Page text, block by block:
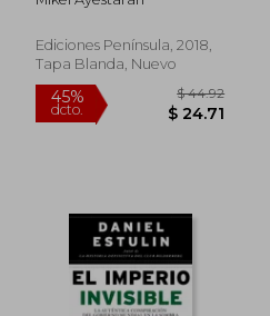
45%
dcto.
Ediciones Península, 2018,
Tapa Blanda, Nuevo